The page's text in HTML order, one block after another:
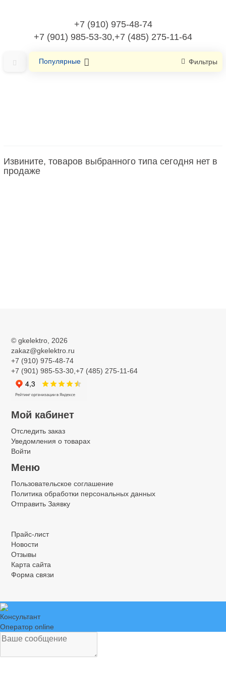
+7 (910) 975-48-74
+7 (901) 985-53-30,+7 (485) 275-11-64
Популярные Фильтры
монтажа в
Извините, товаров выбранного типа сегодня нет в
продаже
© gkelektro , 2026
zakaz@gkelektro.ru
+7 (910) 975-48-74
+7 (901) 985-53-30,+7 (485) 275-11-64
Мой кабинет
Отследить заказ
Уведомления о товарах
Войти
Меню
Пользовательское соглашение
Политика обработки персональных данных
Отправить Заявку
Прайс-лист
Новости
Отзывы
Карта сайта
Форма связи
Консультант
Оператор online